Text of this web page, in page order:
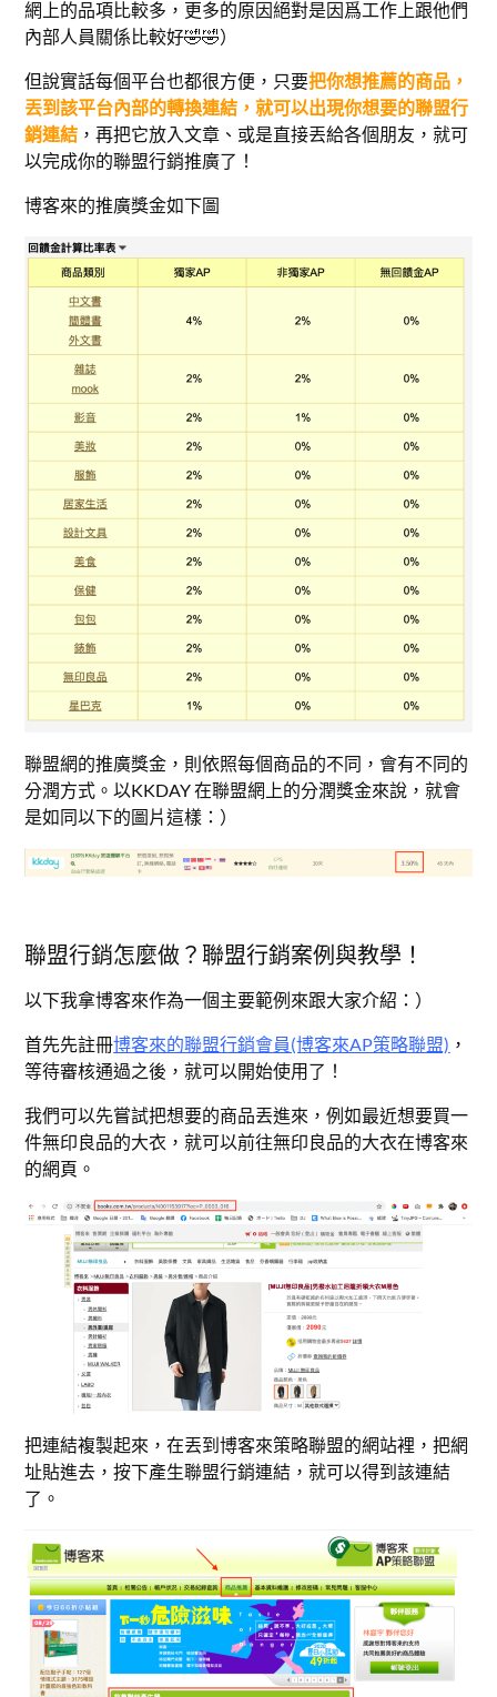
網上的品項比較多，更多的原因絕對是因爲工作上跟他們
內部人員關係比較好🤣🤣）
但說實話每個平台也都很方便，只要把你想推薦的商品，
丟到該平台內部的轉換連結，就可以出現你想要的聯盟行
銷連結 ，再把它放入文章、或是直接丟給各個朋友，就可
以完成你的聯盟行銷推廣了！
博客來的推廣獎金如下圖
聯盟網的推廣獎金，則依照每個商品的不同，會有不同的
分潤方式。以KKDAY 在聯盟網上的分潤獎金來說，就會
是如同以下的圖片這樣：）
聯盟行銷怎麼做？聯盟行銷案例與教學！
以下我拿博客來作為一個主要範例來跟大家介紹：）
首先先註冊博客來的聯盟行銷會員(博客來AP策略聯盟) ，
等待審核通過之後，就可以開始使用了！
我們可以先嘗試把想要的商品丟進來，例如最近想要買一
件無印良品的大衣，就可以前往無印良品的大衣在博客來
的網頁。
把連結複製起來，在丟到博客來策略聯盟的網站裡，把網
址貼進去，按下產生聯盟行銷連結，就可以得到該連結
了。